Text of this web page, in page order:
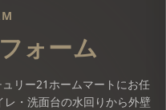
ォーム
リー21ホームマートにお任
・洗面台の水回りから外壁